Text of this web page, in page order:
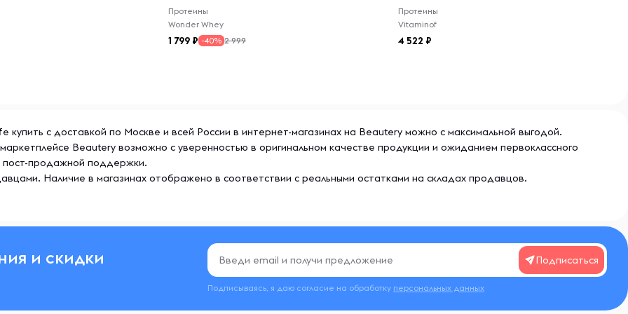
чтобы сохранить
продуктов,
которые помогают
Tree of Life
рецептур и натуральных
Протеины
Wonder Whey
1 799 -40% 2 999
Протеины
Vitaminof
4 522
с доставкой по Москве и всей России в интернет-магазинах на Beautery можно с максимальной выгодой.
Beautery возможно с уверенностью в оригинальном качестве продукции и ожиданием первоклассного
пост-продажной поддержки.
Наличие в магазинах отображено в соответствии с реальными остатками на складах продавцов.
и скидки Подписаться
Подписываясь, я даю согласие на обработку персональных данных